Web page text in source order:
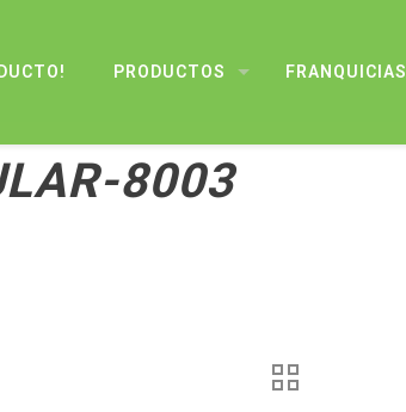
PRODUCTOS FRANQUICIAS
8003